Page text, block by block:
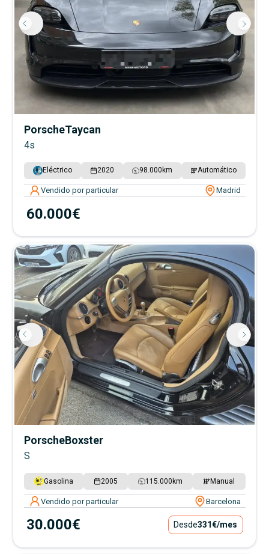
PorscheTaycan
4s
Eléctrico 2020 98.000 km Automático
Vendido por particular Madrid
60.000€
PorscheBoxster
S
Gasolina 2005 115.000 km Manual
Vendido por particular Barcelona
30.000€ Desde331€/mes